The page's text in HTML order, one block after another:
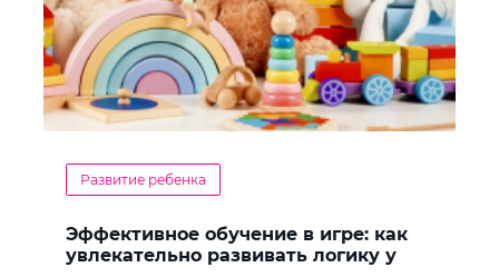
Развитие ребенка
Эффективное обучение в игре: как
увлекательно развивать логику у